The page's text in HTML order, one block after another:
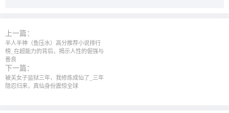
上一篇：
半人半神（鱼压水）高分推荐小说排行
榜_在超能力的背后，揭示人性的倔强与
善良
下一篇：
被关女子监狱三年，我修炼成仙了_三年
隐忍归来，真仙身份震惊全球